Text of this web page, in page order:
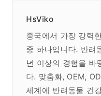
HsViko
중국에서 가장 강력
중 하나입니다. 반려
년 이상의 경험을 바
다. 맞춤화, OEM,
세계에 반려동물 건